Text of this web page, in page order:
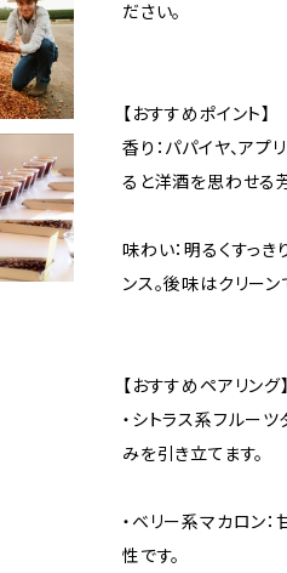
ださい。
【おすすめポイント】
香り：パパイヤ、アプ
ると洋酒を思わせる
味わい：明るくすっ
ンス。後味はクリー
【おすすめペアリング】
・シトラス系フルー
みを引き立てます。
・ベリー系マカロン
性です。